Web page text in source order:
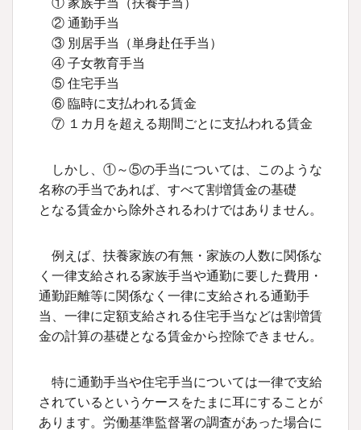
② 通勤手当
③ 別居手当（単身赴任手当）
④ 子女教育手当
⑤ 住宅手当
⑥ 臨時に支払われる賃金
⑦ １カ月を超える期間ごとに支払われる賃金
しかし、①～⑤の手当については、このような
名称の手当であれば、すべて割増賃金の基礎
となる賃金から除外されるわけではありません。
例えば、扶養家族の有無・家族の人数に関係な
く一律支給される家族手当や通勤に要した費用・
通勤距離等に関係なく一律に支給される通勤手
当、一律に定額支給される住宅手当などは割増賃
金の計算の基礎となる賃金から控除できません。
特に通勤手当や住宅手当については一律で支給
されているというケースをたまに耳にすることが
あります。労働基準監督署の調査があった場合に